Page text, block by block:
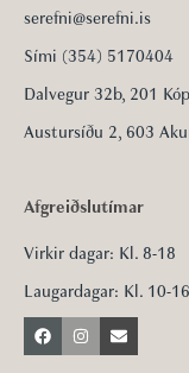
serefni@serefni.is
Sími (354) 5170404
Dalvegur 32b, 201
Austursíðu 2, 603
Afgreiðslutímar
Virkir dagar: Kl. 8-18
Laugardagar: Kl. 10-